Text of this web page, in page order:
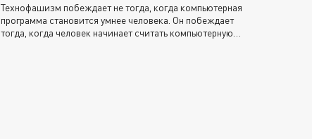
Технофашизм побеждает не тогда, когда компьютерная
программа становится умнее человека. Он побеждает
тогда, когда человек начинает считать компьютерную